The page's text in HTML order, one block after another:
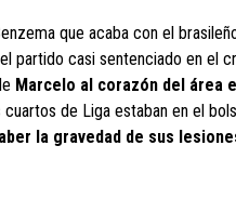
que acaba con el
partido casi sentenciado en el
Marcelo al corazón del área
de Liga estaban en el
la gravedad de sus